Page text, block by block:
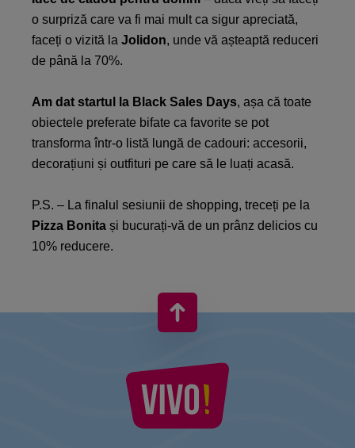
o surpriză care va fi mai mult ca sigur apreciată,
faceți o vizită la Jolidon, unde vă așteaptă reduceri
de până la 70%.
Am dat startul la Black Sales Days, așa că toate
obiectele preferate bifate ca favorite se pot
transforma într-o listă lungă de cadouri: accesorii,
decorațiuni și outfituri pe care să le luați acasă.
P.S. – La finalul sesiunii de shopping, treceți pe la
Pizza Bonita și bucurați-vă de un prânz delicios cu
10% reducere.